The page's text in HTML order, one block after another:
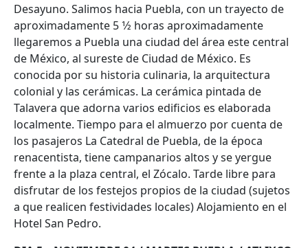
Desayuno. Salimos hacia Puebla, con un trayecto de
aproximadamente 5 1⁄2 horas aproximadamente
llegaremos a Puebla una ciudad del área este central
de México, al sureste de Ciudad de México. Es
conocida por su historia culinaria, la arquitectura
colonial y las cerámicas. La cerámica pintada de
Talavera que adorna varios edificios es elaborada
localmente. Tiempo para el almuerzo por cuenta de
los pasajeros La Catedral de Puebla, de la época
renacentista, tiene campanarios altos y se yergue
frente a la plaza central, el Zócalo. Tarde libre para
disfrutar de los festejos propios de la ciudad (sujetos
a que realicen festividades locales) Alojamiento en el
Hotel San Pedro.